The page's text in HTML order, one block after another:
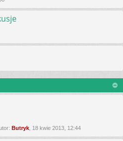
Butryk , 18 kwie 2013, 12:44